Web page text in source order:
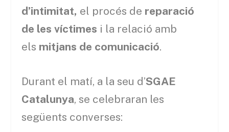
d’intimitat, el procés de reparació
de les víctimes i la relació amb
els mitjans de comunicació.
Durant el matí, a la seu d’SGAE
Catalunya, se celebraran les
següents converses: